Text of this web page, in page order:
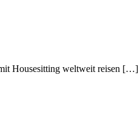
Housesitting weltweit reisen […]